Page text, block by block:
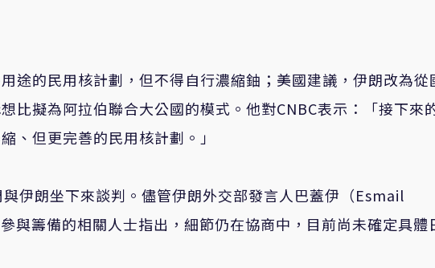
途的民用核計劃，但不得自行濃縮鈾；美國建議，伊朗改為從
比擬為阿拉伯聯合大公國的模式。他對CNBC表示：「接下來
、但更完善的民用核計劃。」
伊朗坐下來談判。儘管伊朗外交部發言人巴蓋伊（Esmail
與籌備的相關人士指出，細節仍在協商中，目前尚未確定具體